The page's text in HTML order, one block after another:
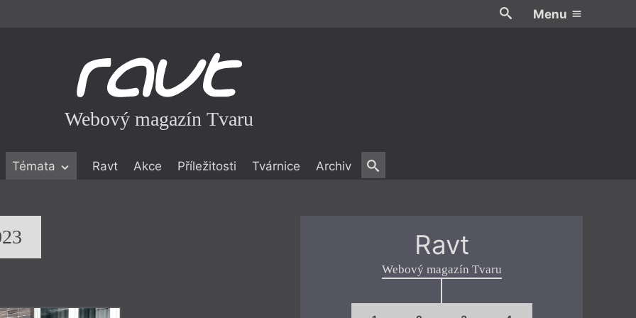
Menu
Webový magazín Tvaru
Témata Ravt Akce Příležitosti Tvárnice Archiv
Ravt
Webový magazín Tvaru